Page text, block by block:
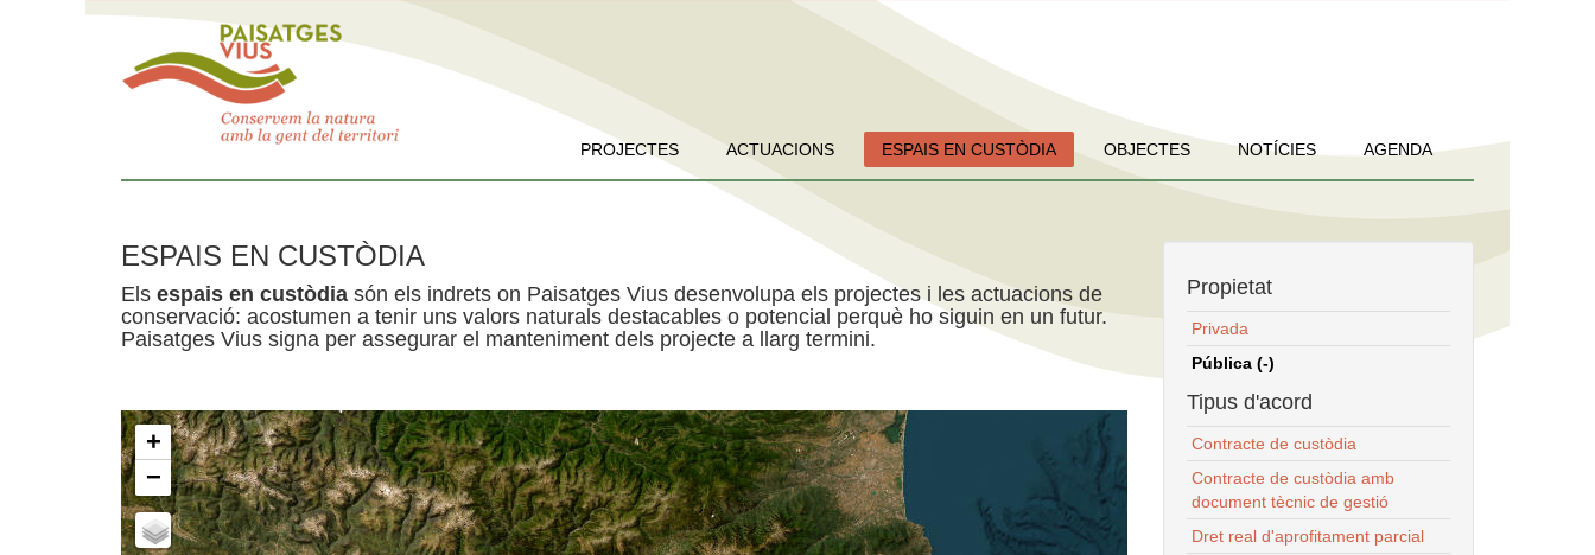
PROJECTES ACTUACIONS ESPAIS EN CUSTÒDIA OBJECTES NOTÍCIES AGENDA
ESPAIS EN CUSTÒDIA
Els espais en custòdia són els indrets on Paisatges Vius desenvolupa els projectes i les actuacions de
conservació: acostumen a tenir uns valors naturals destacables o potencial perquè ho siguin en un futur.
Paisatges Vius signa per assegurar el manteniment dels projecte a llarg termini.
+
−
Propietat
Privada
Pública (-)
Tipus d'acord
Contracte de custòdia
Contracte de custòdia amb
document tècnic de gestió
Dret real d'aprofitament parcial